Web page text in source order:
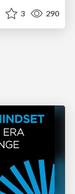
3 290